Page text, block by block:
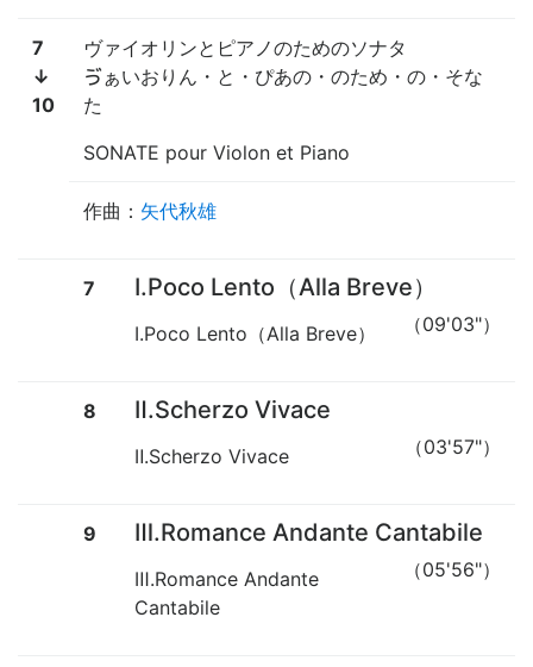
7
↓
10
ヴァイオリンとピアノのためのソナタ
ゔぁいおりん・と・ぴあの・のため・の・そな
た
SONATE pour Violon et Piano
作曲： 矢代秋雄
7 Ⅰ.Poco Lento（Alla Breve）
（09'03"）
Ⅰ.Poco Lento（Alla Breve）
8 Ⅱ.Scherzo Vivace
（03'57"）
Ⅱ.Scherzo Vivace
9 Ⅲ.Romance Andante Cantabile
（05'56"）
Ⅲ.Romance Andante
Cantabile